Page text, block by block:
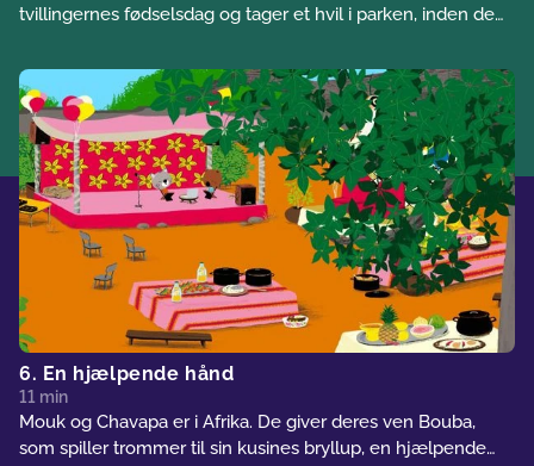
tvillingernes fødselsdag og tager et hvil i parken, inden de
tasken og går sin vej med deres legetøj... Mouk og Chavapa
må gøre deres bedste for at forsøge at finde hende og få
legetøjet tilbage...
6. En hjælpende hånd
11 min
Mouk og Chavapa er i Afrika. De giver deres ven Bouba,
som spiller trommer til sin kusines bryllup, en hjælpende